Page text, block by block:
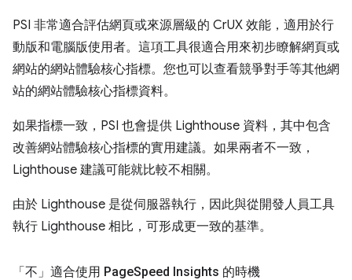
PSI 非常適合評估網頁或來源層級的 CrUX 效能，適用於行
動版和電腦版使用者。這項工具很適合用來初步瞭解網頁或
網站的網站體驗核心指標。您也可以查看競爭對手等其他網
站的網站體驗核心指標資料。
如果指標一致，PSI 也會提供 Lighthouse 資料，其中包含
改善網站體驗核心指標的實用建議。如果兩者不一致，
Lighthouse 建議可能就比較不相關。
由於 Lighthouse 是從伺服器執行，因此與從開發人員工具
執行 Lighthouse 相比，可形成更一致的基準。
「不」 適合使用 PageSpeed Insights 的時機